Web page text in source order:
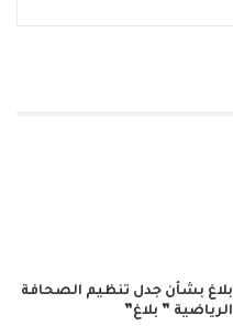
بلاغ بشأن جدل تنظيم الصحافة
الرياضية ” بلاغ”